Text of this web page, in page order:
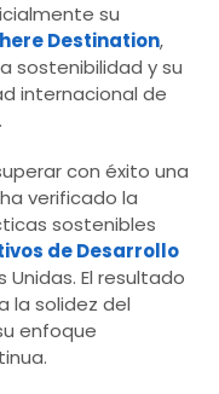
su
Destination,
sostenibilidad y su
internacional de
.
con éxito una
verificado la
sostenibles
de Desarrollo
Unidas. El resultado
la solidez del
enfoque